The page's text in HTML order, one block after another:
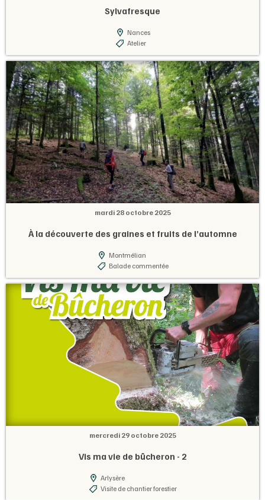
Sylvafresque
Nances
Atelier
mardi 28 octobre 2025
À la découverte des graines et fruits de l’automne
Montmélian
Balade commentée
mercredi 29 octobre 2025
Vis ma vie de bûcheron - 2
Arlysère
Visite de chantier forestier